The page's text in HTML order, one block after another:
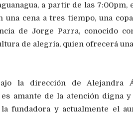
a partir de las 7:00pm,
una cena a tres tiempo, una
de Jorge Parra, conocido
de alegría, quien ofrecerá
la dirección de Alejandra
amante de la atención digna
fundadora y actualmente el